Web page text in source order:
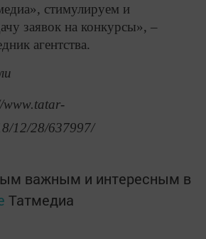
стимулируем и
заявок на конкурсы», –
агентства.
www.tatar-
12/28/637997/
важным и интересным в
Татмедиа